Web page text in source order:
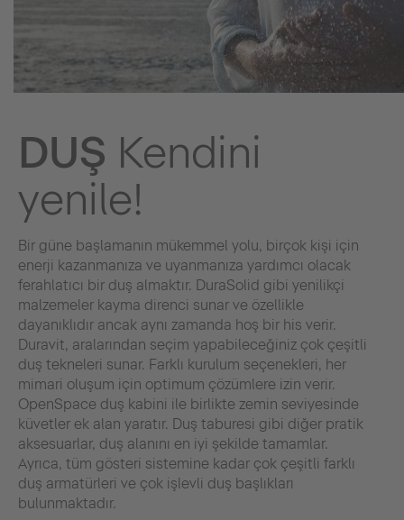
DUŞ Kendini
yenile!
Bir güne başlamanın mükemmel yolu, birçok kişi için
enerji kazanmanıza ve uyanmanıza yardımcı olacak
ferahlatıcı bir duş almaktır. DuraSolid gibi yenilikçi
malzemeler kayma direnci sunar ve özellikle
dayanıklıdır ancak aynı zamanda hoş bir his verir.
Duravit, aralarından seçim yapabileceğiniz çok çeşitli
duş tekneleri sunar. Farklı kurulum seçenekleri, her
mimari oluşum için optimum çözümlere izin verir.
OpenSpace duş kabini ile birlikte zemin seviyesinde
küvetler ek alan yaratır. Duş taburesi gibi diğer pratik
aksesuarlar, duş alanını en iyi şekilde tamamlar.
Ayrıca, tüm gösteri sistemine kadar çok çeşitli farklı
duş armatürleri ve çok işlevli duş başlıkları
bulunmaktadır.